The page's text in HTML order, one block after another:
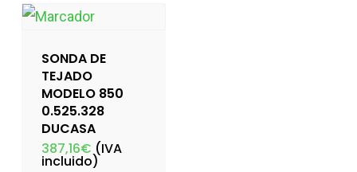
SONDA DE
TEJADO
MODELO 850
0.525.328
DUCASA
387,16€ (IVA
incluido)